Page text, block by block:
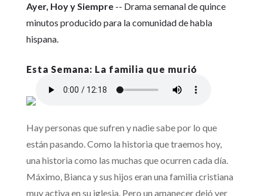
Ayer, Hoy y Siempre-- Drama semanal de quince
minutos producido para la comunidad de habla
hispana.
La familia que murió
Hay personas que sufren y nadie sabe por lo que
están pasando. Como la historia que traemos hoy,
una historia como las muchas que ocurren cada día.
Máximo, Bianca y sus hijos eran una familia cristiana
muy activa en su iglesia. Pero un amanecer dejó ver